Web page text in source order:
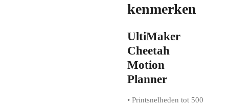
kenmerken
UltiMaker
Cheetah
Motion
Planner
• Printsnelheden tot 500